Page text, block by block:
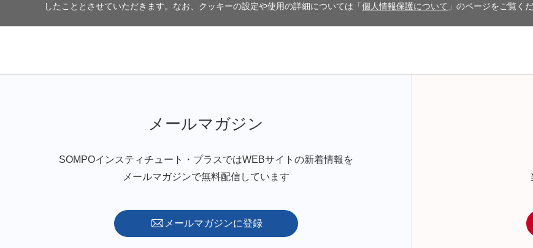
したこととさせていただきます。なお、クッキーの設定や使用の詳細については「個人情報保護について 」のページをご覧くだ
メールマガジン
SOMPOインスティチュート・プラスではWEBサイトの新着情報を
メールマガジンで無料配信しています
メールマガジンに登録